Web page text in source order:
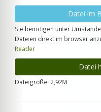
Datei im
Sie benötigen unter
Dateien direkt im browser
Reader
Datei
Dateigröße: 2,92M